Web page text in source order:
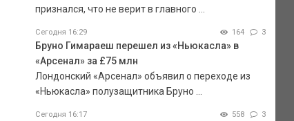
признался, что не верит в главного ...
Сегодня 16:29 164 3
Бруно Гимараеш перешел из «Ньюкасла» в
«Арсенал» за £75 млн
Лондонский «Арсенал» объявил о переходе из
«Ньюкасла» полузащитника Бруно ...
Сегодня 16:17 558 3